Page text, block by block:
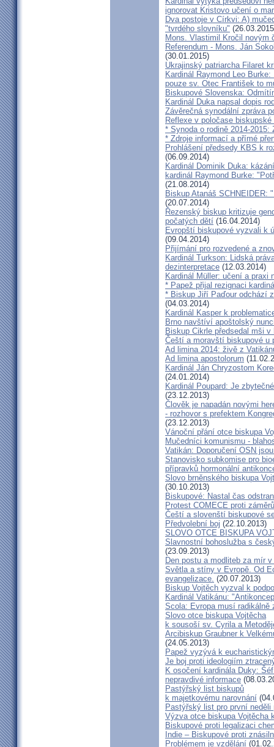
ignorovat Kristovo učení o
Dva postoje v Církvi: A)
"tvrdého slovníku"
Mons. Vlastimil Kročil novým
Referendum - Mons. Ján
(30.01.2015)
Ukrajinský patriarcha Filaret
Kardinál Raymond Leo
pouze sv. Otec František to
Biskupové Slovenska:
Kardinál Duka napsal dopis
Závěrečná synodální zpráva
Reflexe v poločase
* Synoda o rodině 2014-2015:
* Zdroje informací a přímé
Prohlášení předsedy KBS k
(06.09.2014)
Kardinál Dominik Duka:
kardinál Raymond Burke:
(21.08.2014)
Biskup Atanáš
(20.07.2014)
Řezenský biskup kritizuje
počatých dětí (16.04.2014)
Evropští biskupové vyzvali k
(09.04.2014)
Přijímání pro rozvedené a
Kardinál Turkson: Lidská
dezinterpretace (12.03.2014)
Kardinál Müller: učení a praxi
* Papež přijal rezignaci
* Biskup Jiří Paďour odchází
(04.03.2014)
Kardinál Kasper k
Brno navštíví apoštolský
Biskup Cikrle předsedal mši
Čeští a moravští biskupové u
Ad limina 2014: živě z
Ad limina apostolorum
Kardinál Ján Chryzostom
(24.01.2014)
Kardinál Poupard: Je
(23.12.2013)
Člověk je napadán novými
- rozhovor s prefektem
(23.12.2013)
Vánoční přání otce biskupa
Mučedníci komunismu -
Vatikán: Doporučení OSN
Stanovisko subkomise pro
přípravků hormonální
Slovo brněnského biskupa
(30.10.2013)
Biskupové: Nastal čas
Protest COMECE proti
Čeští a slovenští biskupové
Předvolební boj (22.10.2013)
SLOVO OTCE BISKUPA
Slavnostní bohoslužba s
(23.09.2013)
Den postu a modliteb za mír
Světla a stíny v Evropě. Od
evangelizace. (20.07.2013)
Biskup Vojtěch vyzval k
Kardinál Vatikánu:
Scola: Evropa musí
Slovo otce biskupa Vojtěcha
k sousoší sv. Cyrila a
Arcibiskup Graubner k
(24.05.2013)
Papež vyzývá k
Je boj proti ideologiím
K osočení kardinála Duky:
nepravdivé informace
Pastýřský list biskupů
k majetkovému narovnání
Pastýřský list pro první neděli
Výzva otce biskupa Vojtěcha
Biskupové proti legalizaci
Indie – Biskupové proti
Problémem je vzdělání